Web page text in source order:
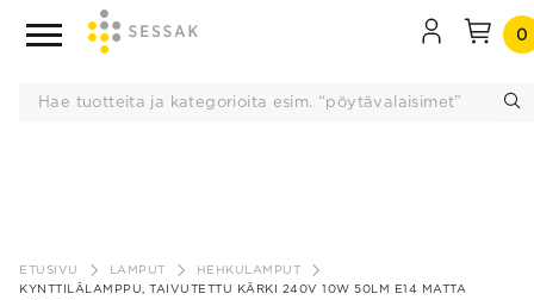
sisältöön
0
ETUSIVU LAMPUT
HEHKULAMPUT
KYNTTILÄLAMPPU, TAIVUTETTU KÄRKI 240V 10W 50LM E14 MATTA